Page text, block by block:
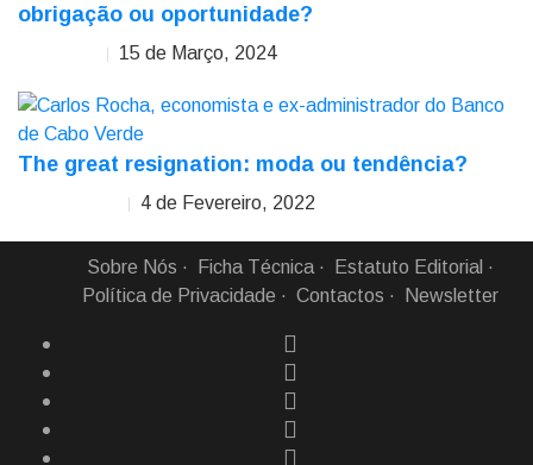
obrigação ou oportunidade?
15 de Março, 2024
The great resignation: moda ou tendência?
4 de Fevereiro, 2022
Sobre Nós Ficha Técnica
Estatuto Editorial
Política de Privacidade
Contactos Newsletter